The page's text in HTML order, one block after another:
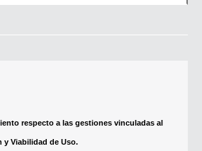
respecto a las gestiones vinculadas al
y Viabilidad de Uso.